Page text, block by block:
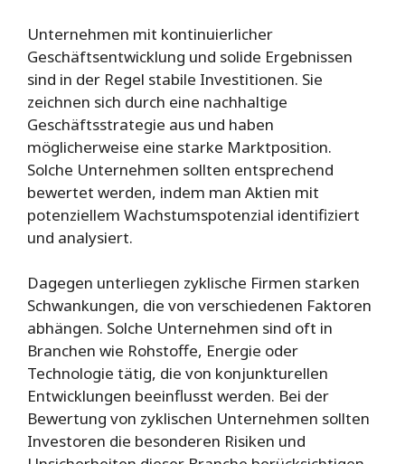
Unternehmen mit kontinuierlicher
Geschäftsentwicklung und solide Ergebnissen
sind in der Regel stabile Investitionen. Sie
zeichnen sich durch eine nachhaltige
Geschäftsstrategie aus und haben
möglicherweise eine starke Marktposition.
Solche Unternehmen sollten entsprechend
bewertet werden, indem man Aktien mit
potenziellem Wachstumspotenzial identifiziert
und analysiert.
Dagegen unterliegen zyklische Firmen starken
Schwankungen, die von verschiedenen Faktoren
abhängen. Solche Unternehmen sind oft in
Branchen wie Rohstoffe, Energie oder
Technologie tätig, die von konjunkturellen
Entwicklungen beeinflusst werden. Bei der
Bewertung von zyklischen Unternehmen sollten
Investoren die besonderen Risiken und